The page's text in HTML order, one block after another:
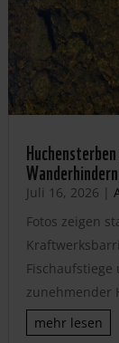
Juli 16, 2026 |
Fotos zeigen
Fischaufstiege
zunehmender
mehr lesen